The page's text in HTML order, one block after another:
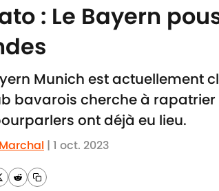
: Le Bayern
Munich est actuellement
bavarois cherche à
ont déjà eu lieu.
| 1 oct. 2023